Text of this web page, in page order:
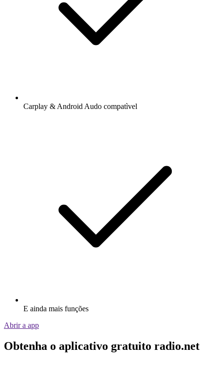
Carplay & Android Audo compatìvel
E ainda mais funções
Abrir a app
Obtenha o aplicativo gratuito radio.net